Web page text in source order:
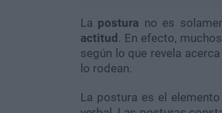
La postura no es
actitud. En efecto,
según lo que revela
lo rodean.
La postura es el